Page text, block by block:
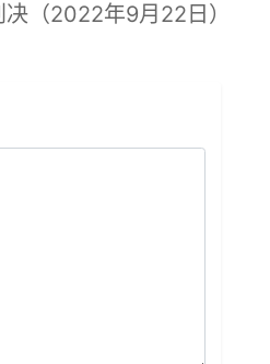
（2022年9月22日）